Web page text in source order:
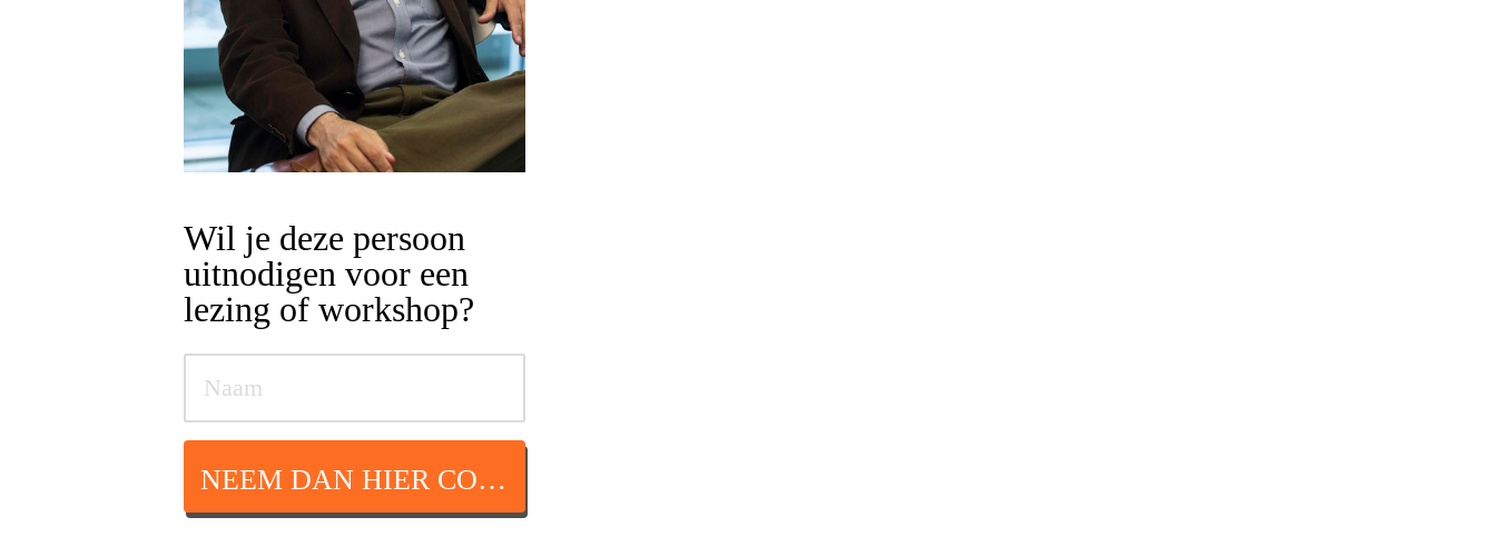
Wil je deze persoon
uitnodigen voor een
lezing of workshop?
NEEM DAN HIER CONTACT OP